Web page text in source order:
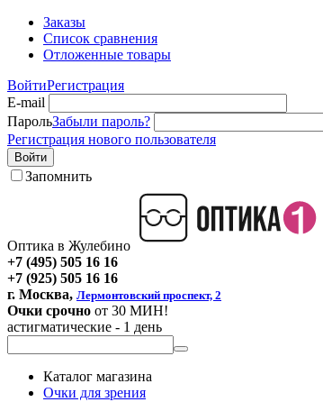
Заказы
Список сравнения
Отложенные товары
ВойтиРегистрация
E-mail
ПарольЗабыли пароль?
Регистрация нового пользователя
Войти
Запомнить
Оптика в Жулебино
+7 (495) 505 16 16
+7 (925) 505 16 16
г. Москва, Лермонтовский проспект, 2
Очки срочно от 30 МИН!
астигматические - 1 день
Каталог магазина
Очки для зрения